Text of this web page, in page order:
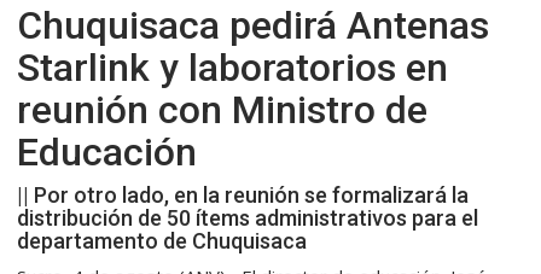
Chuquisaca pedirá Antenas
Starlink y laboratorios en
reunión con Ministro de
Educación
|| Por otro lado, en la reunión se formalizará la
distribución de 50 ítems administrativos para el
departamento de Chuquisaca